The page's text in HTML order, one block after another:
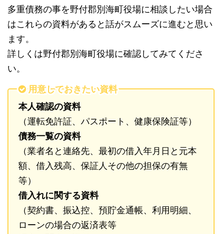
多重債務の事を野付郡別海町役場に相談したい場合
はこれらの資料があると話がスムーズに進むと思い
ます。
詳しくは野付郡別海町役場に確認してみてくださ
い。
用意しておきたい資料
本人確認の資料
（運転免許証、パスポート、健康保険証等）
債務一覧の資料
（業者名と連絡先、最初の借入年月日と元本
額、借入残高、保証人その他の担保の有無
等）
借入れに関する資料
（契約書、振込控、預貯金通帳、利用明細、
ローンの場合の返済表等